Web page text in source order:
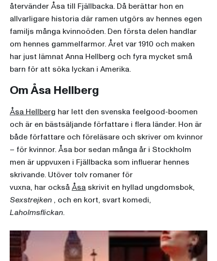
återvänder Åsa till Fjällbacka. Då berättar hon en
allvarligare historia där ramen utgörs av hennes egen
familjs många kvinnoöden. Den första delen handlar
om hennes gammelfarmor. Året var 1910 och maken
har just lämnat Anna Hellberg och fyra mycket små
barn för att söka lyckan i Amerika.
Om Åsa Hellberg
Åsa Hellberg har lett den svenska feelgood-boomen
och är en bästsäljande författare i flera länder. Hon är
både författare och föreläsare och skriver om kvinnor
– för kvinnor. Åsa bor sedan många år i Stockholm
men är uppvuxen i Fjällbacka som influerar hennes
skrivande. Utöver tolv romaner för
vuxna, har ocksåÅsa skrivit en hyllad ungdomsbok,
Sexstrejken , och en kort, svart komedi,
Laholmsflickan.